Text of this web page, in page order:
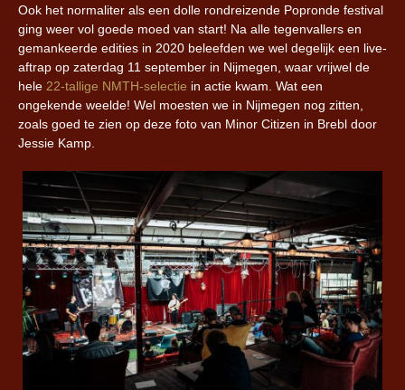
Ook het normaliter als een dolle rondreizende Popronde festival
ging weer vol goede moed van start! Na alle tegenvallers en
gemankeerde edities in 2020 beleefden we wel degelijk een live-
aftrap op zaterdag 11 september in Nijmegen, waar vrijwel de
hele 22-tallige NMTH-selectie in actie kwam. Wat een
ongekende weelde! Wel moesten we in Nijmegen nog zitten,
zoals goed te zien op deze foto van Minor Citizen in Brebl door
Jessie Kamp.